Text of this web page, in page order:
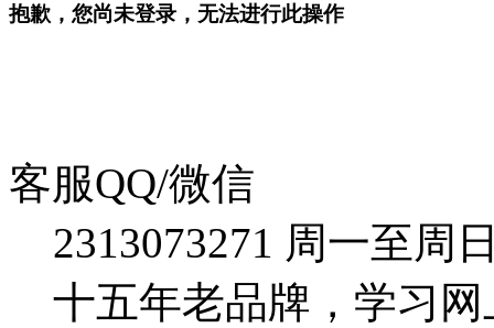
抱歉，您尚未登录，无法进行此操作
客服QQ/微信
2313073271 周一至周
十五年老品牌，学习